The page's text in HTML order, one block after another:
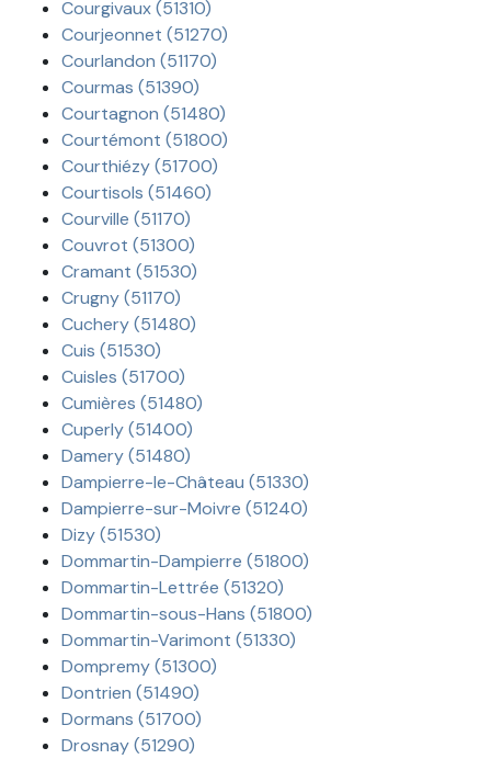
Courgivaux (51310)
Courjeonnet (51270)
Courlandon (51170)
Courmas (51390)
Courtagnon (51480)
Courtémont (51800)
Courthiézy (51700)
Courtisols (51460)
Courville (51170)
Couvrot (51300)
Cramant (51530)
Crugny (51170)
Cuchery (51480)
Cuis (51530)
Cuisles (51700)
Cumières (51480)
Cuperly (51400)
Damery (51480)
Dampierre-le-Château (51330)
Dampierre-sur-Moivre (51240)
Dizy (51530)
Dommartin-Dampierre (51800)
Dommartin-Lettrée (51320)
Dommartin-sous-Hans (51800)
Dommartin-Varimont (51330)
Dompremy (51300)
Dontrien (51490)
Dormans (51700)
Drosnay (51290)